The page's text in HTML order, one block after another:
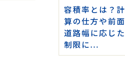
容積率とは？計
算の仕方や前面
道路幅に応じた
制限に...